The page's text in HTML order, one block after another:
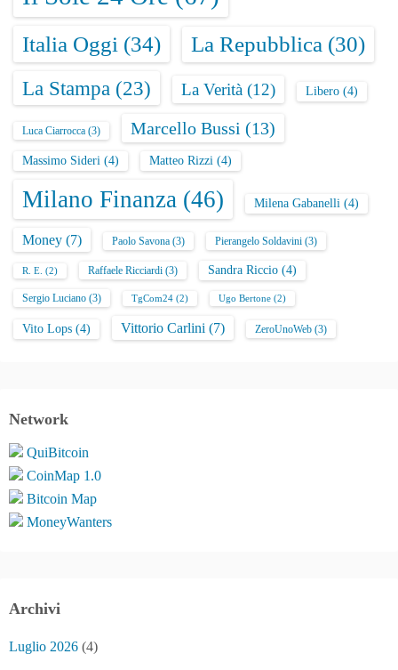
Italia Oggi (34) La Repubblica (30)
La Stampa (23) La Verità (12) Libero (4)
Luca Ciarrocca (3) Marcello Bussi (13)
Massimo Sideri (4) Matteo Rizzi (4)
Milano Finanza (46) Milena Gabanelli (4)
Money (7) Paolo Savona (3) Pierangelo Soldavini (3)
R. E. (2) Raffaele Ricciardi (3) Sandra Riccio (4)
Sergio Luciano (3) TgCom24 (2) Ugo Bertone (2)
Vito Lops (4) Vittorio Carlini (7) ZeroUnoWeb (3)
Network
QuiBitcoin
CoinMap 1.0
Bitcoin Map
MoneyWanters
Archivi
Luglio 2026 (4)